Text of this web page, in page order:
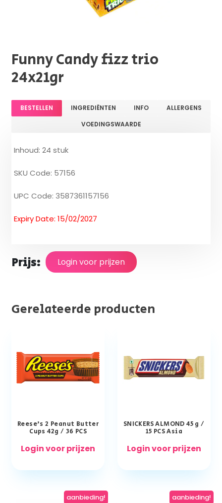
Funny Candy fizz trio
24x21gr
BESTELLEN INGREDIËNTEN INFO
ALLERGENS
VOEDINGSWAARDE
Inhoud: 24 stuk
SKU Code: 57156
UPC Code: 3587361157156
Expiry Date: 15/02/2027
Prijs: Login voor prijzen
Gerelateerde producten
Reese’s 2 Peanut Butter
Cups 42g / 36 PCS
Login voor prijzen
SNICKERS ALMOND 45 g /
15 PCS Asia
Login voor prijzen
aanbieding! aanbieding!